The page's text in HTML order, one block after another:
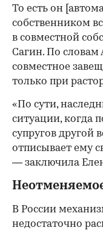
То есть он
собственником
в совместной
Сагин. По словам
совместное
только при
«По сути,
ситуации, когда
супругов другой
отписывает ему
— заключила
В России
недостаточно